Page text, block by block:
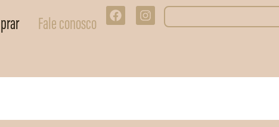
Fale conosco